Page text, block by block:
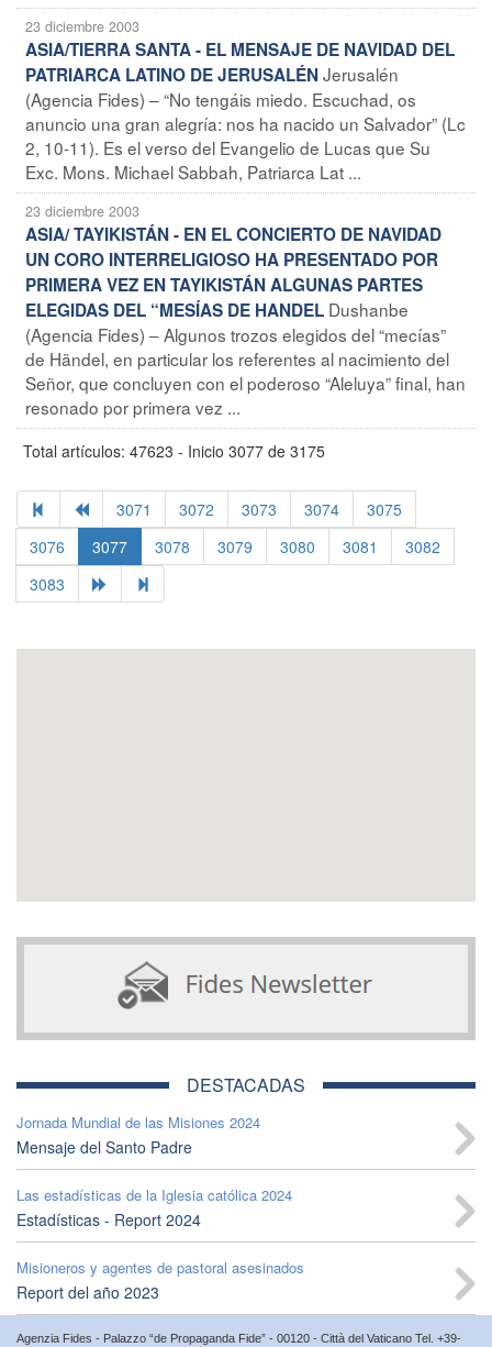
23 diciembre 2003
ASIA/TIERRA SANTA - EL MENSAJE DE NAVIDAD DEL
PATRIARCA LATINO DE JERUSALÉNJerusalén
(Agencia Fides) – “No tengáis miedo. Escuchad, os
anuncio una gran alegría: nos ha nacido un Salvador” (Lc
2, 10-11). Es el verso del Evangelio de Lucas que Su
Exc. Mons. Michael Sabbah, Patriarca Lat ...
23 diciembre 2003
ASIA/ TAYIKISTÁN - EN EL CONCIERTO DE NAVIDAD
UN CORO INTERRELIGIOSO HA PRESENTADO POR
PRIMERA VEZ EN TAYIKISTÁN ALGUNAS PARTES
ELEGIDAS DEL “MESÍAS DE HANDEL Dushanbe
(Agencia Fides) – Algunos trozos elegidos del “mecías”
de Händel, en particular los referentes al nacimiento del
Señor, que concluyen con el poderoso “Aleluya” final, han
resonado por primera vez ...
Total artículos: 47623 - Inicio 3077 de 3175
3071 3072 3073 3074
3075
3076
3077 3078 3079 3080 3081
3082
3083
DESTACADAS
Jornada Mundial de las Misiones 2024
Mensaje del Santo Padre
Las estadísticas de la Iglesia católica 2024
Estadísticas - Report 2024
Misioneros y agentes de pastoral asesinados
Report del año 2023
Agenzia Fides - Palazzo “de Propaganda Fide” - 00120 - Città del Vaticano Tel. +39-